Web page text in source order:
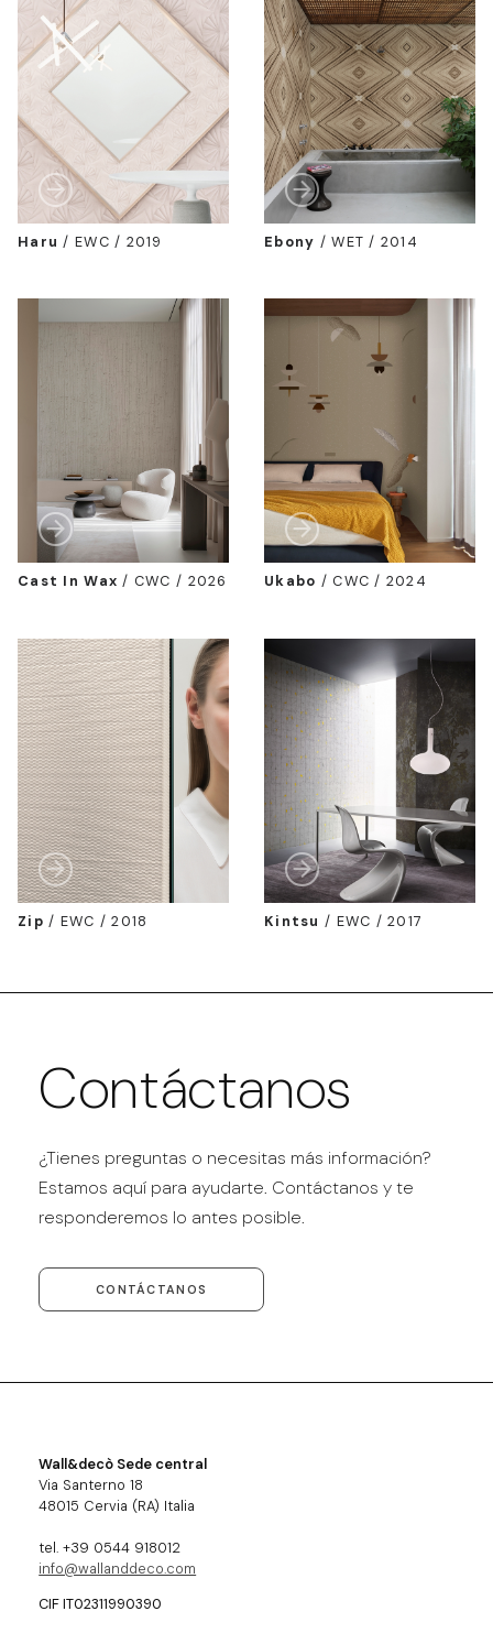
Haru / EWC / 2019 Ebony /WET / 2014
Cast In Wax / CWC / 2026 Ukabo /CWC / 2024
Zip / EWC / 2018 Kintsu / EWC / 2017
Contáctanos
¿Tienes preguntas o necesitas más información?
Estamos aquí para ayudarte. Contáctanos y te
responderemos lo antes posible.
CONTÁCTANOS
Wall&decò Sede central
Via Santerno 18
48015 Cervia (RA) Italia
tel. +39 0544 918012
info@wallanddeco.com
CIF IT02311990390